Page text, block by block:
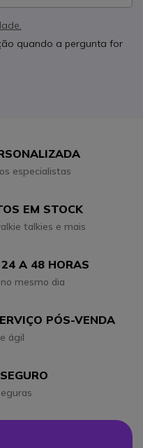
quando a pergunta for
especialistas
EM STOCK
talkies e mais
A 48 HORAS
mesmo dia
PÓS-VENDA
ágil